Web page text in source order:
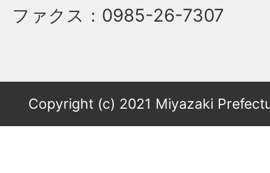
ファクス ：0985-26-7307
Copyright (c) 2021 Miyazaki